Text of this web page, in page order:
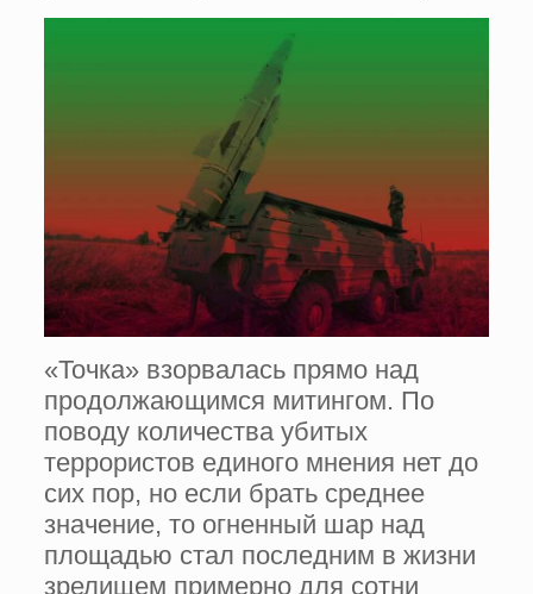
«Точка» взорвалась прямо над
продолжающимся митингом. По
поводу количества убитых
террористов единого мнения нет до
сих пор, но если брать среднее
значение, то огненный шар над
площадью стал последним в жизни
зрелищем примерно для сотни